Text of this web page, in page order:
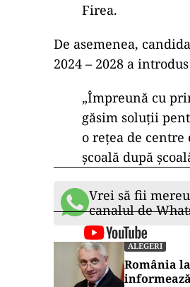
Firea.
De asemenea,
2024 – 2028 a
„Împreună cu
găsim soluții
o rețea de
școală după
Vrei să fii
canalul de
ALEGERI
România